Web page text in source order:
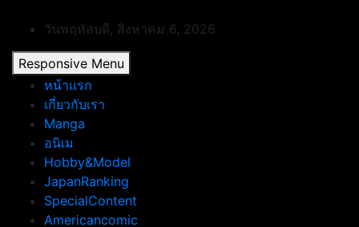
content
วันพฤหัสบดี, สิงหาคม 6, 2026
Responsive Menu
หน้าแรก
เกี่ยวกับเรา
Manga
อนิเม
Hobby&Model
JapanRanking
SpecialContent
Americancomic